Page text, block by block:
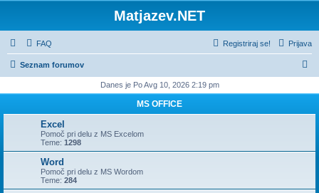
Matjazev.NET
FAQ Prijava
Registriraj se!
Seznam forumov
a
j
Danes je Po Avg 10, 2026 2:19 pm
MS OFFICE
Excel
Pomoč pri delu z MS Excelom
Teme: 1298
Word
Pomoč pri delu z MS Wordom
Teme: 284